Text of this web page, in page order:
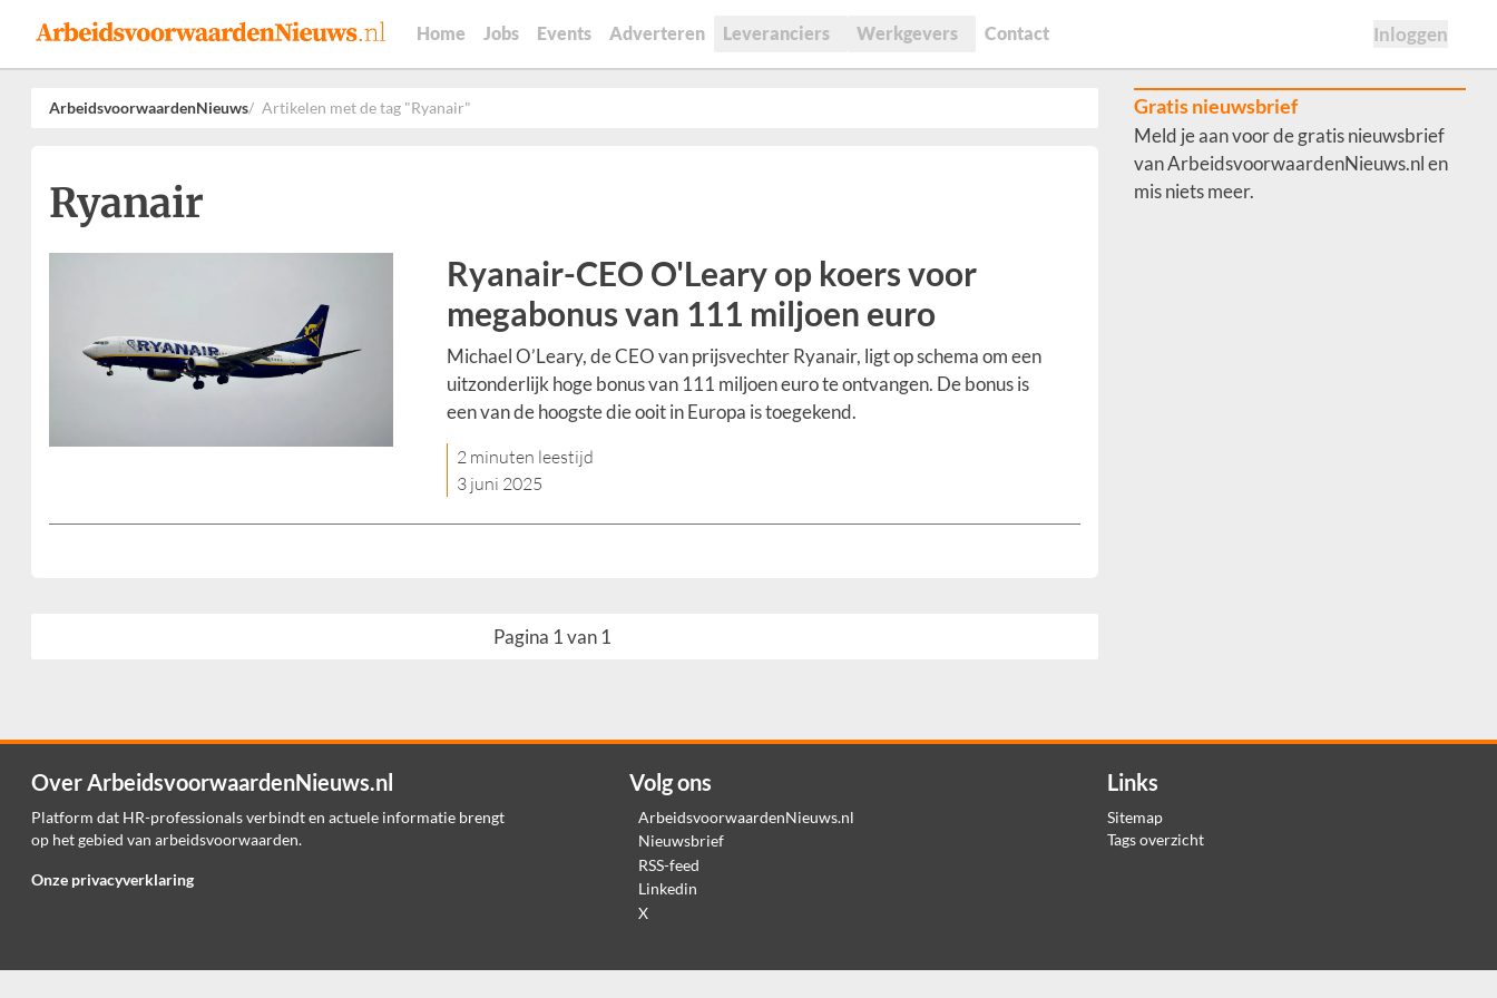
Home Jobs Events Adverteren Leveranciers Werkgevers Contact Inloggen
ArbeidsvoorwaardenNieuws Artikelen met de tag "Ryanair"
Ryanair
Ryanair-CEO O'Leary op koers voor
megabonus van 111 miljoen euro
Michael O’Leary, de CEO van prijsvechter Ryanair, ligt op schema om een
uitzonderlijk hoge bonus van 111 miljoen euro te ontvangen. De bonus is
een van de hoogste die ooit in Europa is toegekend.
2 minuten leestijd
3 juni 2025
Pagina 1 van 1
Gratis nieuwsbrief
Meld je aan voor de gratis nieuwsbrief
van ArbeidsvoorwaardenNieuws.nl en
mis niets meer.
Over ArbeidsvoorwaardenNieuws.nl
Platform dat HR-professionals verbindt en actuele informatie brengt
op het gebied van arbeidsvoorwaarden.
Onze privacyverklaring
Volg ons
ArbeidsvoorwaardenNieuws.nl
Nieuwsbrief
RSS-feed
Linkedin
X
Links
Sitemap
Tags overzicht